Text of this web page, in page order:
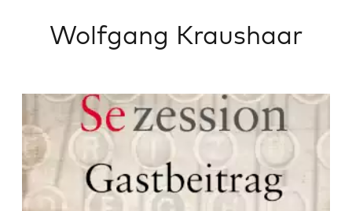
Wolfgang Kraushaar